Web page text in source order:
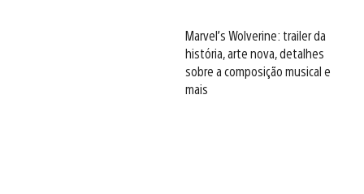
Marvel’s Wolverine: trailer da
história, arte nova, detalhes
sobre a composição musical e
mais